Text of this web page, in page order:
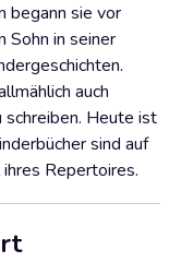
begann sie vor
Sohn in seiner
auch
schreiben. Heute ist
sind auf
Repertoires.